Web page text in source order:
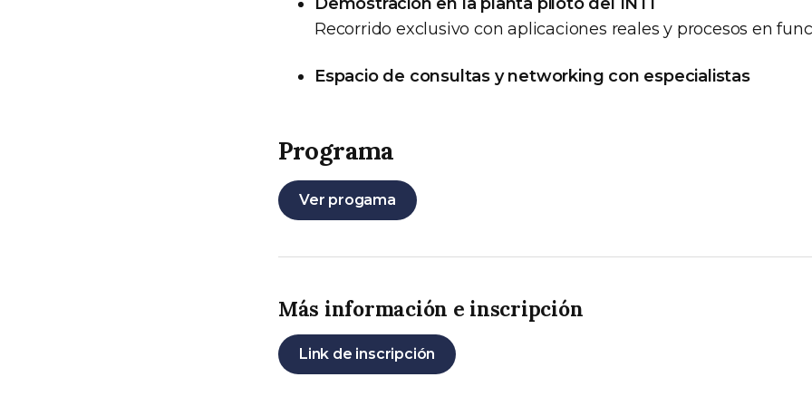
Recorrido exclusivo con aplicaciones reales y procesos en
Espacio de consultas y networking con especialistas
Programa
Ver progama
Más información e inscripción
Link de inscripción